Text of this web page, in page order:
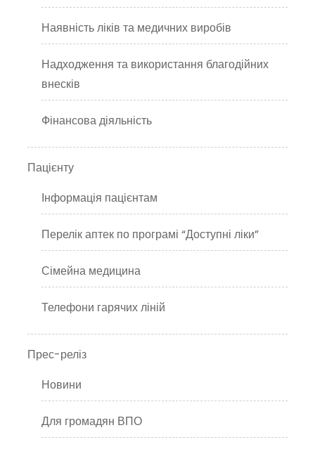
Наявність ліків та медичних виробів
Надходження та використання благодійних
внесків
Фінансова діяльність
Пацієнту
Інформація пацієнтам
Перелік аптек по програмі “Доступні ліки”
Сімейна медицина
Телефони гарячих ліній
Прес-реліз
Новини
Для громадян ВПО